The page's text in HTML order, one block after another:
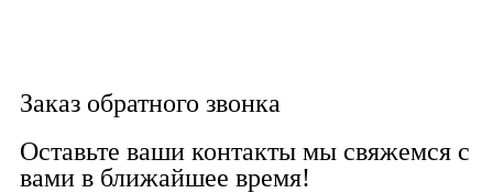
Заказ обратного звонка
Оставьте ваши контакты мы свяжемся с
вами в ближайшее время!